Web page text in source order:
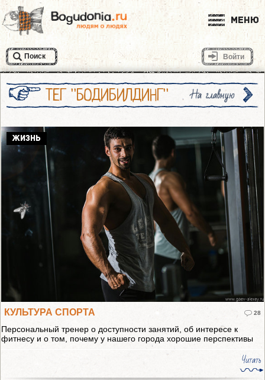
Меню
Поиск Войти
ТЕГ "БОДИБИЛДИНГ" На главную
ЖИЗНЬ
КУЛЬТУРА СПОРТА 28
Персональный тренер о доступности занятий, об интересе к
фитнесу и о том, почему у нашего города хорошие перспективы
Читать